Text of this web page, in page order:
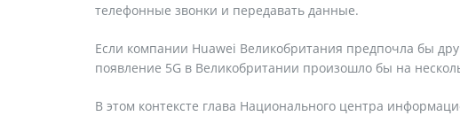
телефонные звонки и передавать данные.
Если компании Huawei Великобритания предпочла бы
появление 5G в Великобритании произошло бы на
В этом контексте глава Национального центра